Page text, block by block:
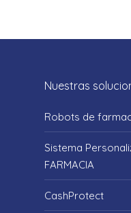
Nuestras
Robots de
Sistema
FARMACIA
CashProtect